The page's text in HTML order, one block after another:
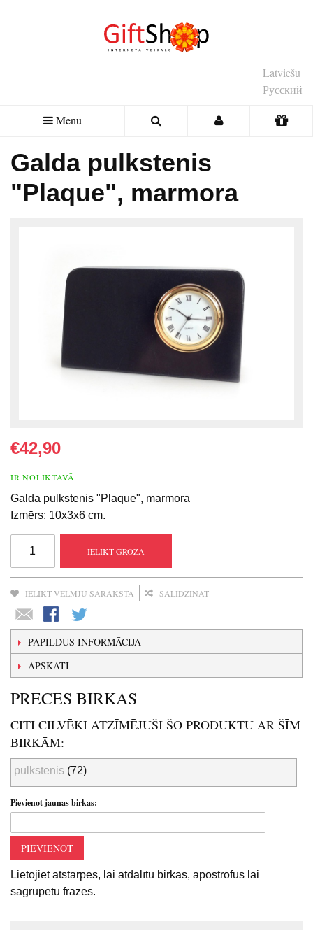
Latviešu
Русский
Menu
Galda pulkstenis
"Plaque", marmora
€42,90
IR NOLIKTAVĀ
Galda pulkstenis "Plaque", marmora
Izmērs: 10x3x6 cm.
IELIKT GROZĀ
IELIKT VĒLMJU SARAKSTĀ SALĪDZINĀT
PAPILDUS INFORMĀCIJA
APSKATI
PRECES BIRKAS
CITI CILVĒKI ATZĪMĒJUŠI ŠO PRODUKTU AR ŠĪM
BIRKĀM:
pulkstenis (72)
Pievienot jaunas birkas:
PIEVIENOT
Lietojiet atstarpes, lai atdalītu birkas, apostrofus lai
sagrupētu frāzēs.